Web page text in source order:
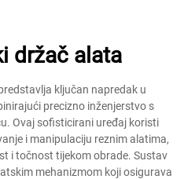
držač alata
ključan napredak u
precizno inženjerstvo s
Ovaj sofisticirani uređaj koristi
i manipulaciju reznim alatima,
i točnost tijekom obrade. Sustav
mehanizmom koji osigurava